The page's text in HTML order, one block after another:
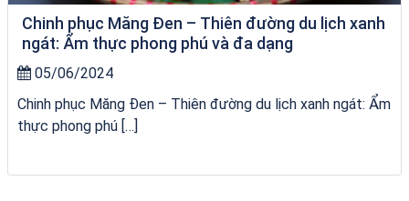
Chinh phục Măng Đen – Thiên đường du lịch xanh
ngát: Ẩm thực phong phú và đa dạng
05/06/2024
Chinh phục Măng Đen – Thiên đường du lịch xanh ngát: Ẩm
thực phong phú […]